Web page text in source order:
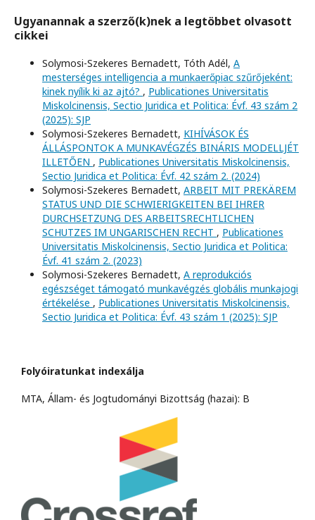
Ugyanannak a szerző(k)nek a legtöbbet olvasott
cikkei
Solymosi-Szekeres Bernadett, Tóth Adél, A
mesterséges intelligencia a munkaerőpiac szűrőjeként:
kinek nyílik ki az ajtó? , Publicationes Universitatis
Miskolcinensis, Sectio Juridica et Politica: Évf. 43 szám 2
(2025): SJP
Solymosi-Szekeres Bernadett, KIHÍVÁSOK ÉS
ÁLLÁSPONTOK A MUNKAVÉGZÉS BINÁRIS MODELLJÉT
ILLETŐEN , Publicationes Universitatis Miskolcinensis,
Sectio Juridica et Politica: Évf. 42 szám 2. (2024)
Solymosi-Szekeres Bernadett, ARBEIT MIT PREKÄREM
STATUS UND DIE SCHWIERIGKEITEN BEI IHRER
DURCHSETZUNG DES ARBEITSRECHTLICHEN
SCHUTZES IM UNGARISCHEN RECHT , Publicationes
Universitatis Miskolcinensis, Sectio Juridica et Politica:
Évf. 41 szám 2. (2023)
Solymosi-Szekeres Bernadett, A reprodukciós
egészséget támogató munkavégzés globális munkajogi
értékelése , Publicationes Universitatis Miskolcinensis,
Sectio Juridica et Politica: Évf. 43 szám 1 (2025): SJP
Folyóiratunkat indexálja
MTA, Állam- és Jogtudományi Bizottság (hazai): B